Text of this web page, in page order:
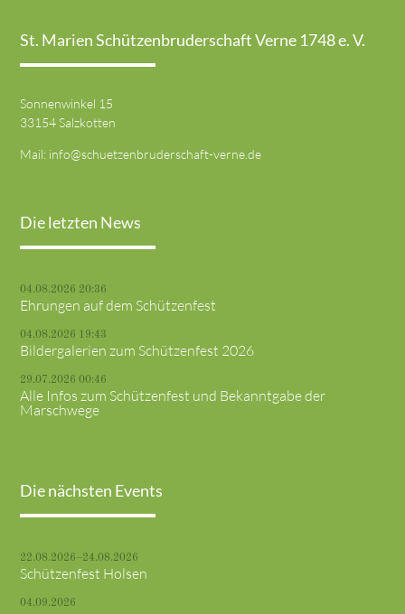
St. Marien Schützenbruderschaft Verne 1748 e. V.
Sonnenwinkel 15
33154 Salzkotten
Mail: info@schuetzenbruderschaft-verne.de
Die letzten News
04.08.2026 20:36
Ehrungen auf dem Schützenfest
04.08.2026 19:43
Bildergalerien zum Schützenfest 2026
29.07.2026 00:46
Alle Infos zum Schützenfest und Bekanntgabe der
Marschwege
Die nächsten Events
22.08.2026–24.08.2026
Schützenfest Holsen
04.09.2026